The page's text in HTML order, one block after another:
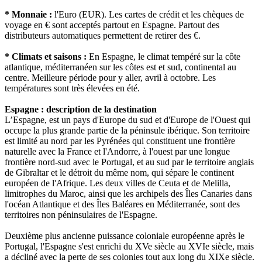
* Monnaie : l'Euro (EUR). Les cartes de crédit et les chèques de
voyage en € sont acceptés partout en Espagne. Partout des
distributeurs automatiques permettent de retirer des €.
* Climats et saisons : En Espagne, le climat tempéré sur la côte
atlantique, méditerranéen sur les côtes est et sud, continental au
centre. Meilleure période pour y aller, avril à octobre. Les
températures sont très élevées en été.
Espagne : description de la destination
L’Espagne, est un pays d'Europe du sud et d'Europe de l'Ouest qui
occupe la plus grande partie de la péninsule ibérique. Son territoire
est limité au nord par les Pyrénées qui constituent une frontière
naturelle avec la France et l'Andorre, à l'ouest par une longue
frontière nord-sud avec le Portugal, et au sud par le territoire anglais
de Gibraltar et le détroit du même nom, qui sépare le continent
européen de l'Afrique. Les deux villes de Ceuta et de Melilla,
limitrophes du Maroc, ainsi que les archipels des Îles Canaries dans
l'océan Atlantique et des Îles Baléares en Méditerranée, sont des
territoires non péninsulaires de l'Espagne.
Deuxième plus ancienne puissance coloniale européenne après le
Portugal, l'Espagne s'est enrichi du XVe siècle au XVIe siècle, mais
a décliné avec la perte de ses colonies tout aux long du XIXe siècle.